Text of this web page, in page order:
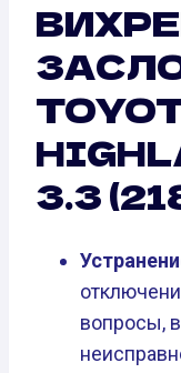
3.3
вопросы,